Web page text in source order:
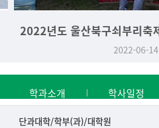
2022-06-14
학과소개 학사일정
단과대학/학부(과)/대학원
■인문대학